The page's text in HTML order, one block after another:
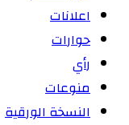
اعلانات
حوارات
رأي
منوعات
النسخة الورقية